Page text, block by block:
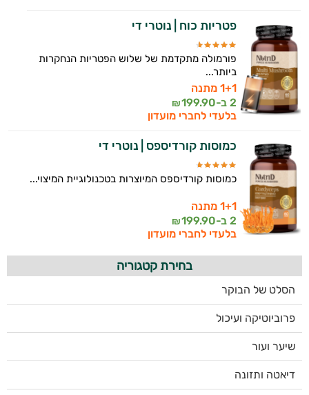
פטריות כוח | נוטרי די
פורמולה מתקדמת של שלוש הפטריות הנחקרות
ביותר...
1+1 מתנה
2 ב-
199.90
₪
בלעדי לחברי מועדון
כמוסות קורדיספס | נוטרי די
כמוסות קורדיספס המיוצרות בטכנולוגיית המיצוי...
1+1 מתנה
2 ב-
199.90
₪
בלעדי לחברי מועדון
בחירת קטגוריה
הסלט של הבוקר
פרוביוטיקה ועיכול
שיער ועור
דיאטה ותזונה